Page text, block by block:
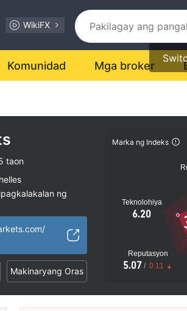
WikiFX
Komunidad Mga broker
taon
ng
Makinaryang Oras
Marka ng Indeks
Teknolohiya
6.20
Reputasyon
5.07 / 0.11